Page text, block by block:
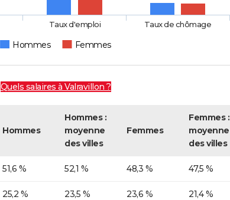
Hommes Femmes
Taux d'emploi Taux de chômage
Quels salaires à Valravillon ?
Hommes
Hommes :
moyenne
des villes
Femmes
Femmes :
moyenne
des villes
51,6 % 52,1 % 48,3 % 47,5 %
25,2 % 23,5 % 23,6 % 21,4 %